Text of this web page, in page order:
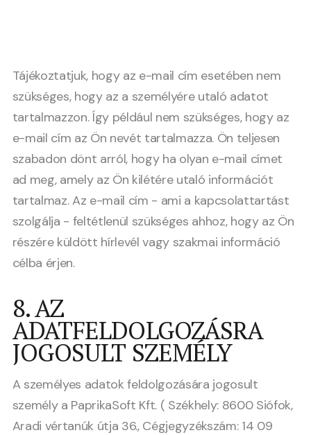
Tájékoztatjuk, hogy az e-mail cím esetében nem
szükséges, hogy az a személyére utaló adatot
tartalmazzon. Így például nem szükséges, hogy az
e-mail cím az Ön nevét tartalmazza. Ön teljesen
szabadon dönt arról, hogy ha olyan e-mail címet
ad meg, amely az Ön kilétére utaló információt
tartalmaz. Az e-mail cím - ami a kapcsolattartást
szolgálja - feltétlenül szükséges ahhoz, hogy az Ön
részére küldött hírlevél vagy szakmai információ
célba érjen.
8. AZ
ADATFELDOLGOZÁSRA
JOGOSULT SZEMÉLY
A személyes adatok feldolgozására jogosult
személy a PaprikaSoft Kft. ( Székhely: 8600 Siófok,
Aradi vértanúk útja 36., Cégjegyzékszám: 14 09